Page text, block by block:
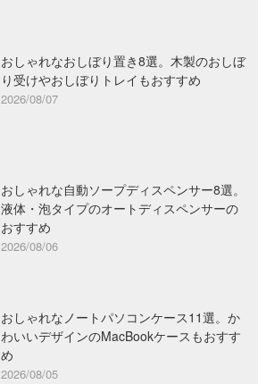
おしゃれなおしぼり置き8選。木製のおしぼ
り受けやおしぼりトレイもおすすめ
2026/08/07
おしゃれな自動ソープディスペンサー8選。
液体・泡タイプのオートディスペンサーの
おすすめ
2026/08/06
おしゃれなノートパソコンケース11選。か
わいいデザインのMacBookケースもおすす
め
2026/08/05